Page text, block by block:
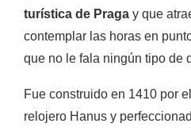
turística de Praga y que
contemplar las horas en
que no le fala ningún tipo de
Fue construido en 1410 por
relojero Hanus y